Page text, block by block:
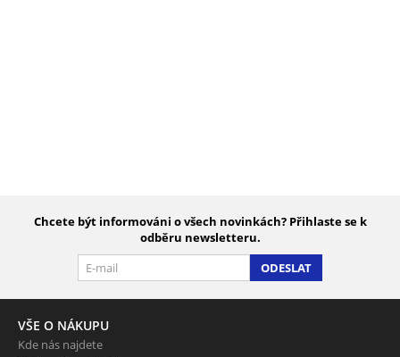
Chcete být informováni o všech novinkách? Přihlaste se k
odběru newsletteru.
ODESLAT
VŠE O NÁKUPU
Kde nás najdete